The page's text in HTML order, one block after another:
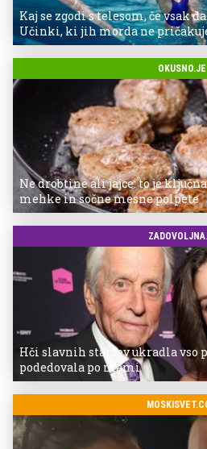
Kaj se zgodi s telesom, če vsak
Učinki, ki jih morda ne
OKUSNO.JE
Ne drobtine ali jajce: to je
mehke in sočne mesne polpete
Hči slavnih staršev ukradla vso
podedovala po mami